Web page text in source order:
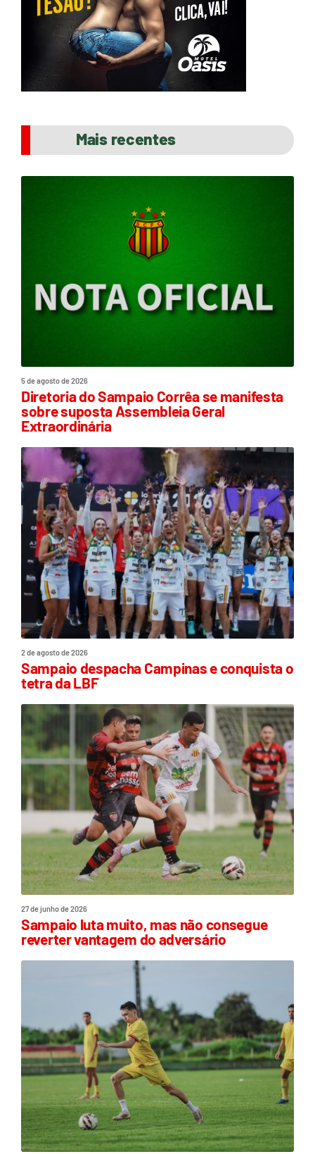
Mais recentes
5 de agosto de 2026
Diretoria do Sampaio Corrêa se manifesta
sobre suposta Assembleia Geral
Extraordinária
2 de agosto de 2026
Sampaio despacha Campinas e conquista o
tetra da LBF
27 de junho de 2026
Sampaio luta muito, mas não consegue
reverter vantagem do adversário